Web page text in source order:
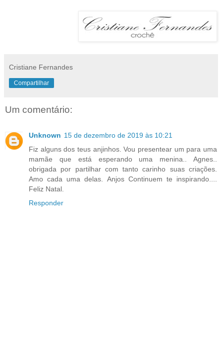
Cristiane Fernandes
Compartilhar
Um comentário:
Unknown 15 de dezembro de 2019 às 10:21
Fiz alguns dos teus anjinhos. Vou presentear um para uma
mamãe que está esperando uma menina.. Agnes..
obrigada por partilhar com tanto carinho suas criações.
Amo cada uma delas. Anjos Continuem te inspirando....
Feliz Natal.
Responder